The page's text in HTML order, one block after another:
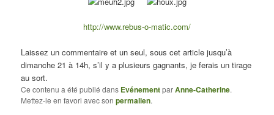
http://www.rebus-o-matic.com/
Laissez un commentaire et un seul, sous cet article jusqu’à
dimanche 21 à 14h, s’il y a plusieurs gagnants, je ferais un tirage
au sort.
Ce contenu a été publié dans EvénementparAnne-Catherine.
Mettez-le en favori avec sonpermalien.